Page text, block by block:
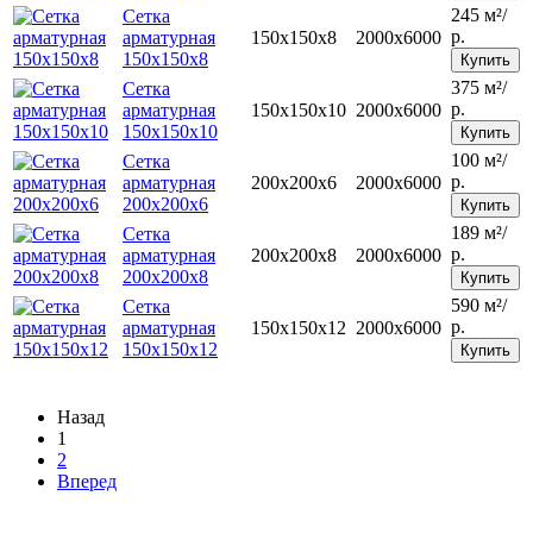
Сетка
арматурная
150х150х8
150х150х8 2000х6000
245 м²/
р.
Купить
Сетка
арматурная
150х150х10
150х150х10 2000х6000
375 м²/
р.
Купить
Сетка
арматурная
200х200х6
200х200х6 2000х6000
100 м²/
р.
Купить
Сетка
арматурная
200х200х8
200х200х8 2000х6000
189 м²/
р.
Купить
Сетка
арматурная
150х150х12
150х150х12 2000х6000
590 м²/
р.
Купить
Назад
1
2
Вперед